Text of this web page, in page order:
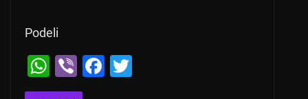
Podeli
W
h
Vi
b
F